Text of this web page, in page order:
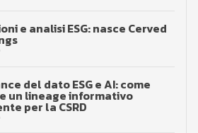
e analisi ESG: nasce Cerved
del dato ESG e AI: come
un lineage informativo
per la CSRD